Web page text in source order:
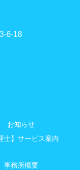
6-18
お知らせ
士】サービス案内
事務所概要